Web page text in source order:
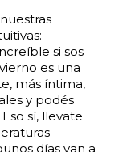
si sos
es una
más íntima,
y podés
sí, llevate
días van a